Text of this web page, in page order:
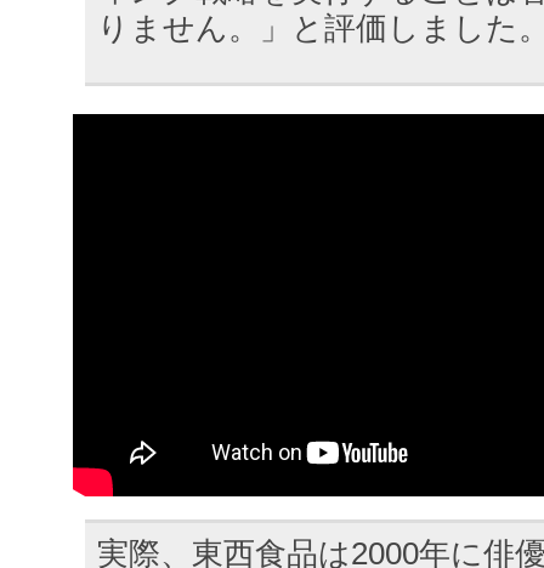
りません。」と評価しました
実際、東西食品は2000年に俳